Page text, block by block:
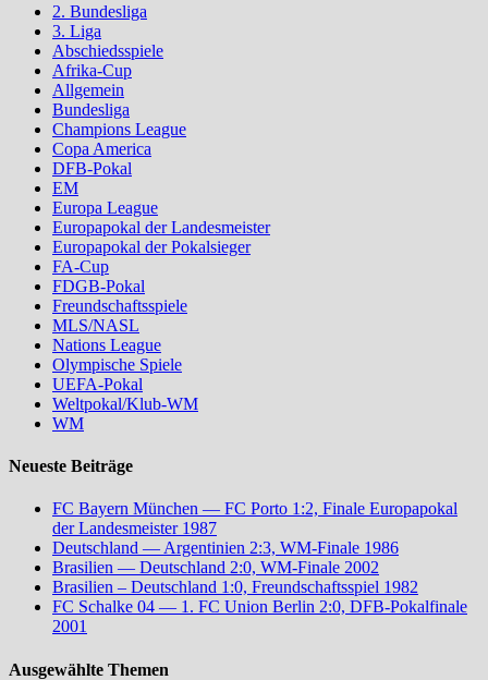
2. Bundesliga
3. Liga
Abschiedsspiele
Afrika-Cup
Allgemein
Bundesliga
Champions League
Copa America
DFB-Pokal
EM
Europa League
Europapokal der Landesmeister
Europapokal der Pokalsieger
FA-Cup
FDGB-Pokal
Freundschaftsspiele
MLS/NASL
Nations League
Olympische Spiele
UEFA-Pokal
Weltpokal/Klub-WM
WM
Neueste Beiträge
FC Bayern München — FC Porto 1:2, Finale Europapokal
der Landesmeister 1987
Deutschland — Argentinien 2:3, WM-Finale 1986
Brasilien — Deutschland 2:0, WM-Finale 2002
Brasilien – Deutschland 1:0, Freundschaftsspiel 1982
FC Schalke 04 — 1. FC Union Berlin 2:0, DFB-Pokalfinale
2001
Ausgewählte Themen